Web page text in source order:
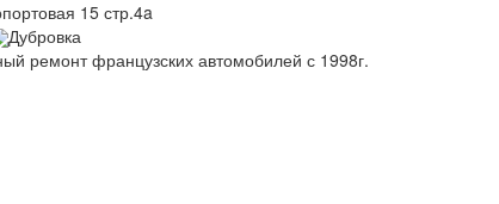
15 стр.4a
Дубровка
ремонт французских автомобилей с 1998г.